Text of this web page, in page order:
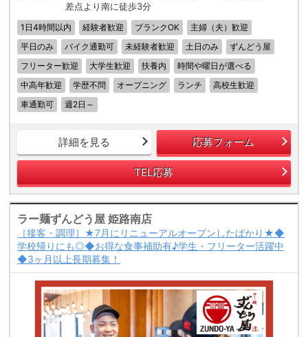
差点より南に徒歩3分
1日4時間以内 経験者歓迎 ブランクOK
主婦（夫）歓迎
平日のみ
バイク通勤可 未経験者歓迎 土日のみ
ずんどう屋
フリーター歓迎
大学生歓迎 扶養内
時間や曜日が選べる
中高年歓迎
学歴不問 オープニング ランチ
高校生歓迎
車通勤可
週2日～
詳細を見る 応募フォーム
TEL応募
ラー麺ずんどう屋 姫路南店
［接客・調理］★7月にリニューアルオープンしたばかり★◆
学校帰りにも◎◆お得な食事補助有♪学生・フリーター活躍中
◆3ヶ月以上長期募集！